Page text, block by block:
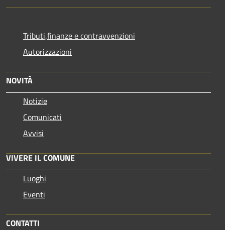
Tributi,finanze e contravvenzioni
Autorizzazioni
NOVITÀ
Notizie
Comunicati
Avvisi
VIVERE IL COMUNE
Luoghi
Eventi
CONTATTI